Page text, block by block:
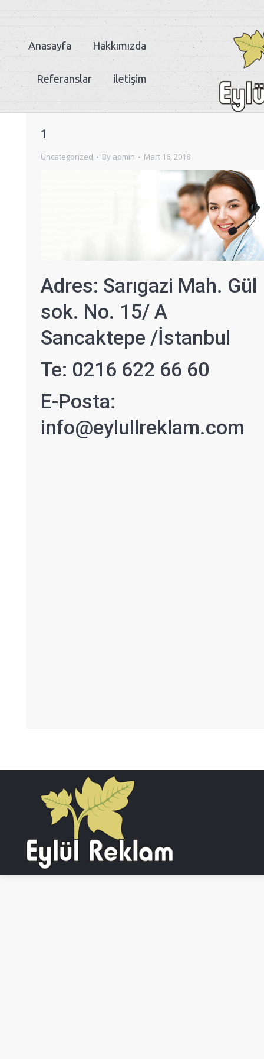
Anasayfa Hakkımızda
Referanslar iletişim
1
Uncategorized By admin Mart 16, 2018
Adres: Sarıgazi Mah. Gül
sok. No. 15/ A
Sancaktepe /İstanbul
Te: 0216 622 66 60
E-Posta:
info@eylullreklam.com